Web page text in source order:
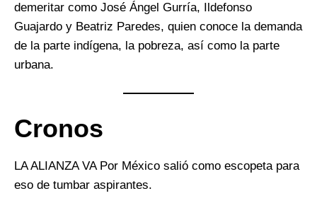
demeritar como José Ángel Gurría, Ildefonso
Guajardo y Beatriz Paredes, quien conoce la demanda
de la parte indígena, la pobreza, así como la parte
urbana.
Cronos
LA ALIANZA VA Por México salió como escopeta para
eso de tumbar aspirantes.